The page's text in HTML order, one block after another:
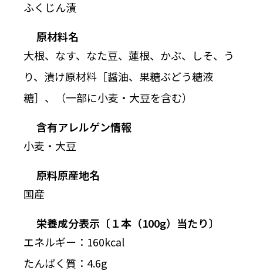
ふくじん漬
原材料名
大根、なす、なた豆、蓮根、かぶ、しそ、う
り、漬け原材料［醤油、果糖ぶどう糖液
糖］、（一部に小麦・大豆を含む）
含有アレルゲン情報
小麦・大豆
原料原産地名
国産
栄養成分表示〔１本（100g）当たり〕
エネルギー：160kcal
たんぱく質：4.6g